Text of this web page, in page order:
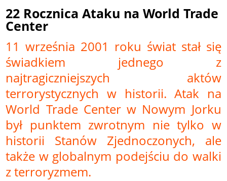
22 Rocznica Ataku na World Trade
Center
11 września 2001 roku świat stał się
świadkiem jednego z
najtragiczniejszych aktów
terrorystycznych w historii. Atak na
World Trade Center w Nowym Jorku
był punktem zwrotnym nie tylko w
historii Stanów Zjednoczonych, ale
także w globalnym podejściu do walki
z terroryzmem.